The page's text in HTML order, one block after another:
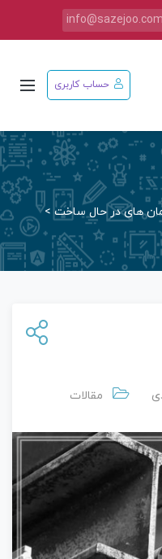
info@sazejoo.com
حساب کاربری
>
مقالات